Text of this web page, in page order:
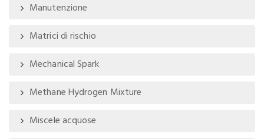
Manutenzione
Matrici di rischio
Mechanical Spark
Methane Hydrogen Mixture
Miscele acquose